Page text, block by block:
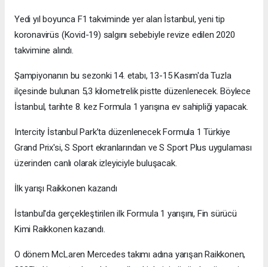
Yedi yıl boyunca F1 takviminde yer alan İstanbul, yeni tip
koronavirüs (Kovid-19) salgını sebebiyle revize edilen 2020
takvimine alındı.
Şampiyonanın bu sezonki 14. etabı, 13-15 Kasım'da Tuzla
ilçesinde bulunan 5,3 kilometrelik pistte düzenlenecek. Böylece
İstanbul, tarihte 8. kez Formula 1 yarışına ev sahipliği yapacak.
Intercity İstanbul Park’ta düzenlenecek Formula 1 Türkiye
Grand Prix'si, S Sport ekranlarından ve S Sport Plus uygulaması
üzerinden canlı olarak izleyiciyle buluşacak.
İlk yarışı Raikkonen kazandı
İstanbul'da gerçekleştirilen ilk Formula 1 yarışını, Fin sürücü
Kimi Raikkonen kazandı.
O dönem McLaren Mercedes takımı adına yarışan Raikkonen,